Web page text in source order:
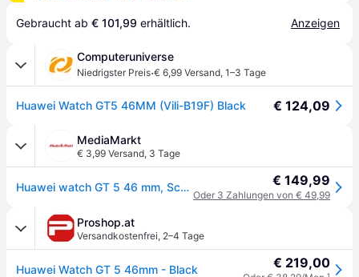
Gebraucht ab € 101,99 erhältlich. Anzeigen
Computeruniverse
Niedrigster Preis·€ 6,99 Versand, 1–3 Tage
Huawei Watch GT5 46MM (Vili-B19F) Black € 124,09
MediaMarkt
€ 3,99 Versand, 3 Tage
Huawei watch GT 5 46 mm, Schwarzes Fluorelastomer-Armband; Smart Watch € 149,99
Oder 3 Zahlungen von € 49,99
Proshop.at
Versandkostenfrei, 2–4 Tage
Huawei Watch GT 5 46mm - Black € 219,00